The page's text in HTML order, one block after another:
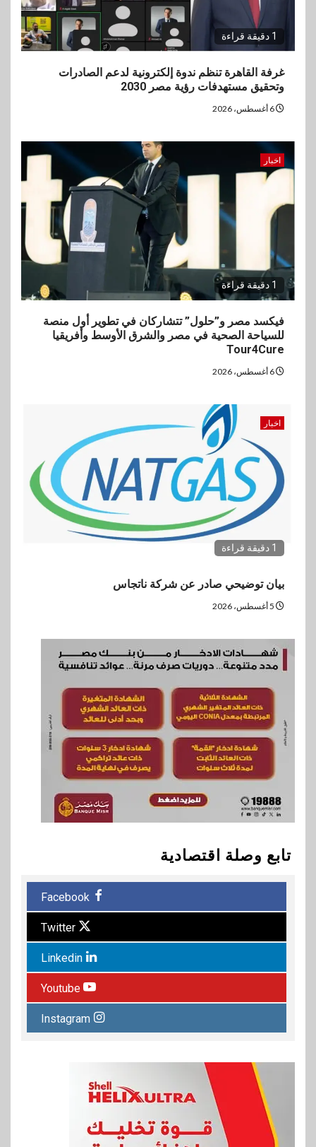
1 دقيقة قراءة
غرفة القاهرة تنظم ندوة إلكترونية لدعم الصادرات
وتحقيق مستهدفات رؤية مصر 2030
اخبار
1 دقيقة قراءة
فيكسد مصر و”حلول” تتشاركان في تطوير أول منصة
للسياحة الصحية في مصر والشرق الأوسط وأفريقيا
Tour4Cure
اخبار
1 دقيقة قراءة
بيان توضيحي صادر عن شركة ناتجاس
تابع وصلة اقتصادية
Facebook
Twitter
Linkedin
Youtube
Instagram